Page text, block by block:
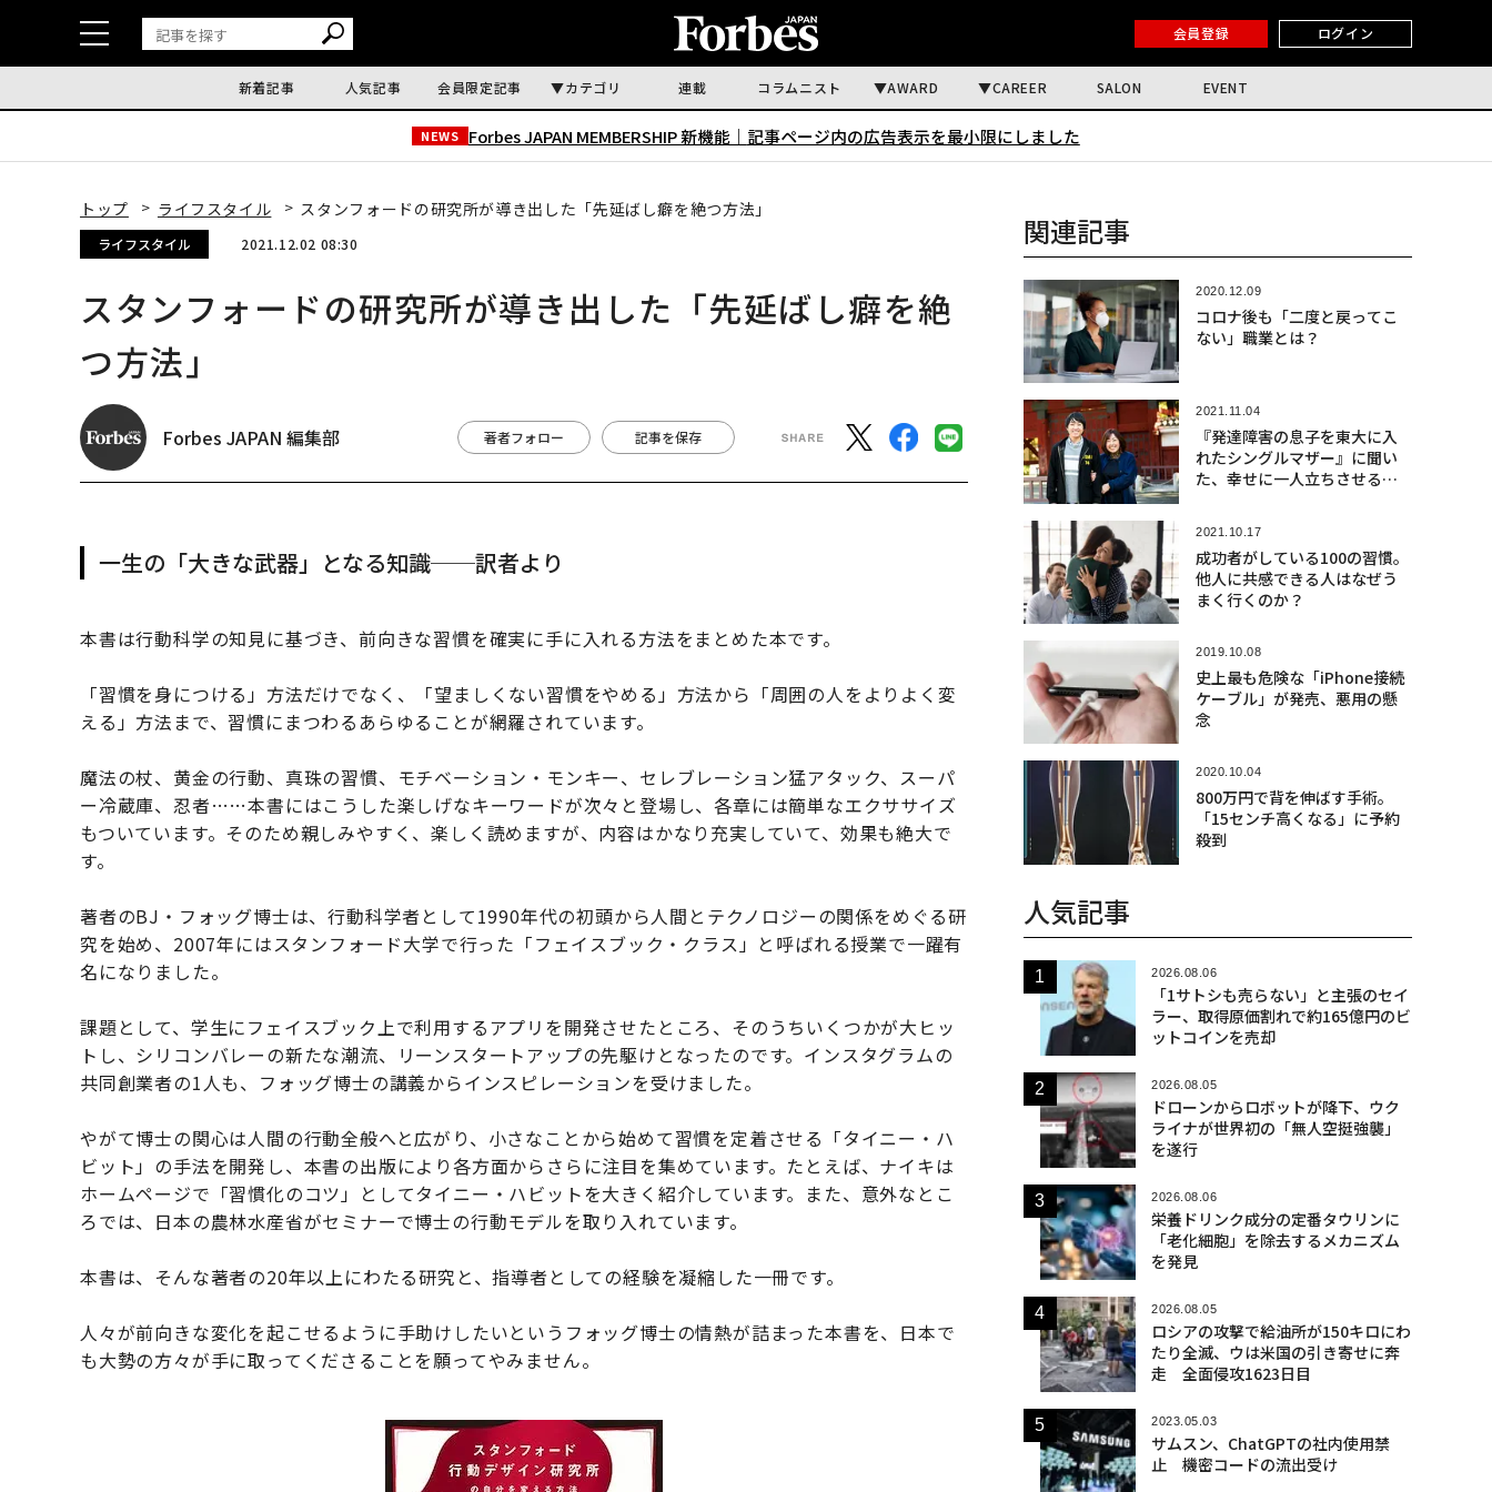
会員登録 ログイン
新着記事 人気記事 会員限定記事 カテゴリ 連載 コラムニスト AWARD CAREER SALON EVENT
NEWS Forbes JAPAN MEMBERSHIP 新機能｜ 記事ページ内の広告表示を最小限にしました
トップ ライフスタイル スタンフォードの研究所が導き出した「先延ばし癖を絶つ方法」
ライフスタイル 2021.12.02 08:30
スタンフォードの研究所が導き出した「先延ばし癖を絶
つ方法」
Forbes JAPAN 編集部 著者フォロー 記事を保存
一生の「大きな武器」となる知識──訳者より
本書は行動科学の知見に基づき、前向きな習慣を確実に手に入れる方法をまとめた本です。
「習慣を身につける」方法だけでなく、「望ましくない習慣をやめる」方法から「周囲の人をよりよく変
える」方法まで、習慣にまつわるあらゆることが網羅されています。
魔法の杖、黄金の行動、真珠の習慣、モチベーション・モンキー、セレブレーション猛アタック、スーパ
ー冷蔵庫、忍者……本書にはこうした楽しげなキーワードが次々と登場し、各章には簡単なエクササイズ
もついています。そのため親しみやすく、楽しく読めますが、内容はかなり充実していて、効果も絶大で
す。
著者のBJ・フォッグ博士は、行動科学者として1990年代の初頭から人間とテクノロジーの関係をめぐる研
究を始め、2007年にはスタンフォード大学で行った「フェイスブック・クラス」と呼ばれる授業で一躍有
名になりました。
課題として、学生にフェイスブック上で利用するアプリを開発させたところ、そのうちいくつかが大ヒッ
トし、シリコンバレーの新たな潮流、リーンスタートアップの先駆けとなったのです。インスタグラムの
共同創業者の1人も、フォッグ博士の講義からインスピレーションを受けました。
やがて博士の関心は人間の行動全般へと広がり、小さなことから始めて習慣を定着させる「タイニー・ハ
ビット」の手法を開発し、本書の出版により各方面からさらに注目を集めています。たとえば、ナイキは
ホームページで「習慣化のコツ」としてタイニー・ハビットを大きく紹介しています。また、意外なとこ
ろでは、日本の農林水産省がセミナーで博士の行動モデルを取り入れています。
本書は、そんな著者の20年以上にわたる研究と、指導者としての経験を凝縮した一冊です。
人々が前向きな変化を起こせるように手助けしたいというフォッグ博士の情熱が詰まった本書を、日本で
も大勢の方々が手に取ってくださることを願ってやみません。
関連記事
2020.12.09
コロナ後も「二度と戻ってこ
ない」職業とは？
2021.11.04
『発達障害の息子を東大に入
れたシングルマザー』に聞い
た、幸せに一人立ちさせる子
2021.10.17
成功者がしている100の習慣。
他人に共感できる人はなぜう
まく行くのか？
2019.10.08
史上最も危険な「iPhone接続
ケーブル」が発売、悪用の懸
念
2020.10.04
800万円で背を伸ばす手術。
「15センチ高くなる」に予約
殺到
人気記事
2026.08.06
「1サトシも売らない」と主張のセイ
ラー、取得原価割れで約165億円のビ
ットコインを売却
2026.08.05
ドローンからロボットが降下、ウク
ライナが世界初の「無人空挺強襲」
を遂行
2026.08.06
栄養ドリンク成分の定番タウリンに
「老化細胞」を除去するメカニズム
を発見
2026.08.05
ロシアの攻撃で給油所が150キロにわ
たり全滅、ウは米国の引き寄せに奔
走 全面侵攻1623日目
2023.05.03
サムスン、ChatGPTの社内使用禁
止 機密コードの流出受け